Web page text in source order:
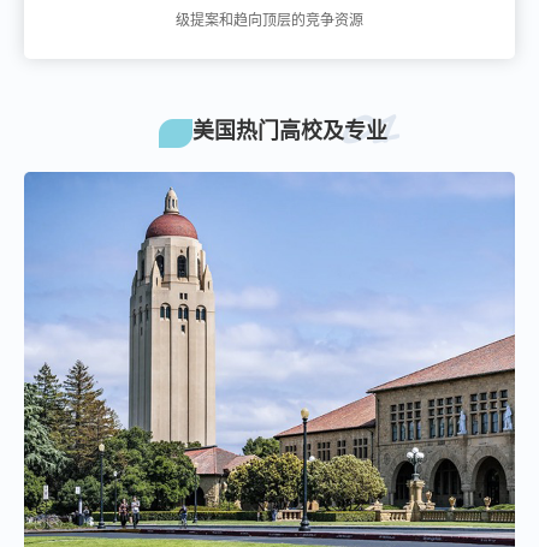
级提案和趋向顶层的竞争资源
美国热门高校及专业
01